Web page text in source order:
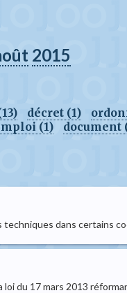
2015
décret (1)
(1) document
dans certains
loi du 17 mars 2013